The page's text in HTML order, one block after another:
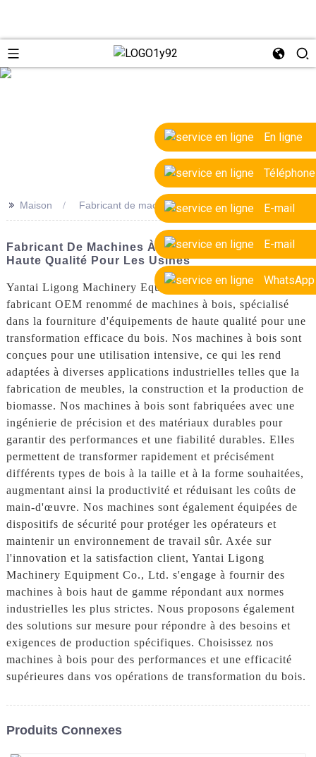
En ligne
Téléphone
E-mail
E-mail
WhatsApp
>> Maison Fabricant de machines à couper le bois OEM
Fabricant De Machines À Couper Le Bois OEM De
Haute Qualité Pour Les Usines
Yantai Ligong Machinery Equipment Co., Ltd. est un
fabricant OEM renommé de machines à bois, spécialisé
dans la fourniture d'équipements de haute qualité pour une
transformation efficace du bois. Nos machines à bois sont
conçues pour une utilisation intensive, ce qui les rend
adaptées à diverses applications industrielles telles que la
fabrication de meubles, la construction et la production de
biomasse. Nos machines à bois sont fabriquées avec une
ingénierie de précision et des matériaux durables pour
garantir des performances et une fiabilité durables. Elles
permettent de transformer rapidement et précisément
différents types de bois à la taille et à la forme souhaitées,
augmentant ainsi la productivité et réduisant les coûts de
main-d'œuvre. Nos machines sont également équipées de
dispositifs de sécurité pour protéger les opérateurs et
maintenir un environnement de travail sûr. Axée sur
l'innovation et la satisfaction client, Yantai Ligong
Machinery Equipment Co., Ltd. s'engage à fournir des
machines à bois haut de gamme répondant aux normes
industrielles les plus strictes. Nous proposons également
des solutions sur mesure pour répondre à des besoins et
exigences de production spécifiques. Choisissez nos
machines à bois pour des performances et une efficacité
supérieures dans vos opérations de transformation du bois.
Produits Connexes